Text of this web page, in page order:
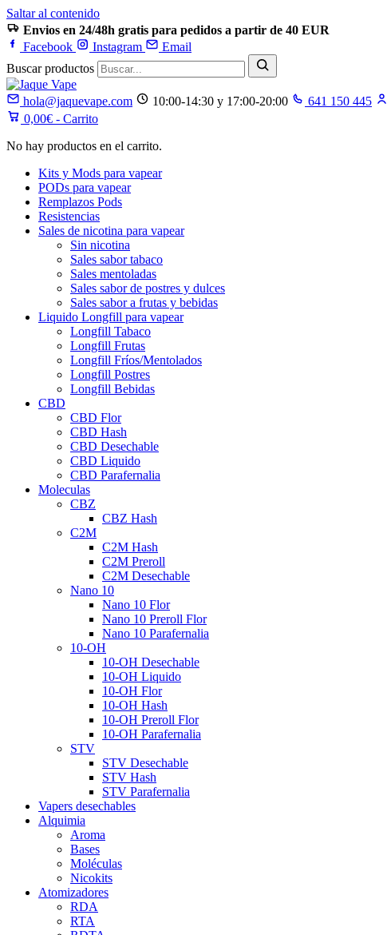
Saltar al contenido
Envios en 24/48h gratis para pedidos a partir de 40 EUR
Facebook
Instagram
Email
Buscar productos
hola@jaquevape.com 10:00-14:30 y 17:00-20:00 641 150 445
0,00€ - Carrito
No hay productos en el carrito.
Kits y Mods para vapear
PODs para vapear
Remplazos Pods
Resistencias
Sales de nicotina para vapear
Sin nicotina
Sales sabor tabaco
Sales mentoladas
Sales sabor de postres y dulces
Sales sabor a frutas y bebidas
Liquido Longfill para vapear
Longfill Tabaco
Longfill Frutas
Longfill Fríos/Mentolados
Longfill Postres
Longfill Bebidas
CBD
CBD Flor
CBD Hash
CBD Desechable
CBD Liquido
CBD Parafernalia
Moleculas
CBZ
CBZ Hash
C2M
C2M Hash
C2M Preroll
C2M Desechable
Nano 10
Nano 10 Flor
Nano 10 Preroll Flor
Nano 10 Parafernalia
10-OH
10-OH Desechable
10-OH Liquido
10-OH Flor
10-OH Hash
10-OH Preroll Flor
10-OH Parafernalia
STV
STV Desechable
STV Hash
STV Parafernalia
Vapers desechables
Alquimia
Aroma
Bases
Moléculas
Nicokits
Atomizadores
RDA
RTA